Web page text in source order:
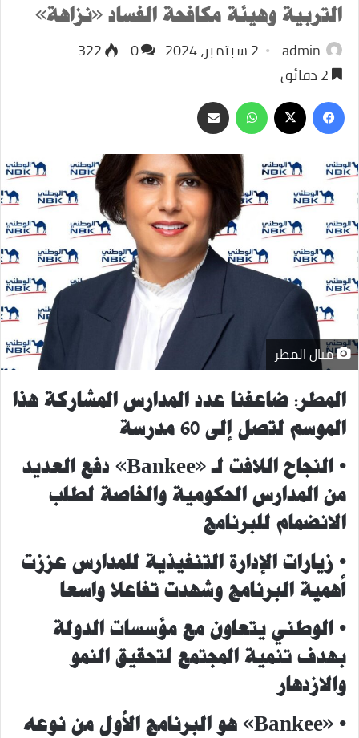
التربية وهيئة مكافحة الفساد «نزاهة»
admin 2 سبتمبر، 2024 0
322
فيسبوك
‫X واتسابمشاركة
عبر
البريد
منال المطر
المطر: ضاعفنا عدد المدارس المشاركة هذا
الموسم لتصل إلى 60 مدرسة
• النجاح اللافت لـ «Bankee» دفع العديد
من المدارس الحكومية والخاصة لطلب
الانضمام للبرنامج
• زيارات الإدارة التنفيذية للمدارس عززت
أهمية البرنامج وشهدت تفاعلا واسعا
• الوطني يتعاون مع مؤسسات الدولة
بهدف تنمية المجتمع لتحقيق النمو
والازدهار
• «
Bankee» هو البرنامج الأول من نوعه